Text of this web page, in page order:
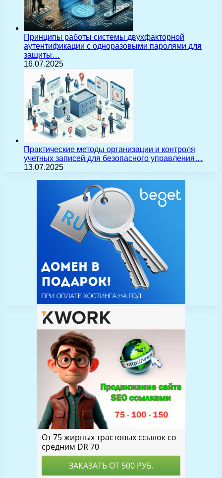
Принципы работы системы двухфакторной
аутентификации с одноразовыми паролями для
защиты…
16.07.2025
Практические методы организации и контроля
учетных записей для безопасного управления…
13.07.2025